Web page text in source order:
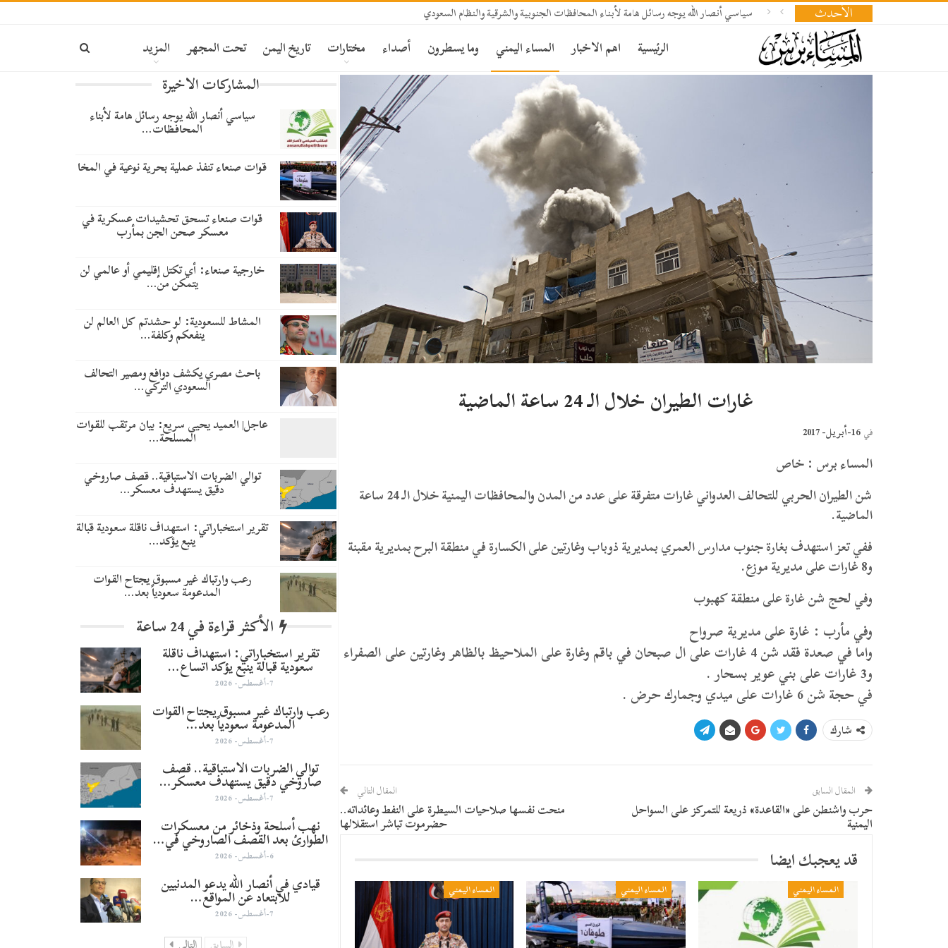
الأحدث سياسي أنصار الله يوجه رسائل هامة لأبناء المحافظات الجنوبية والشرقية والنظام السعودي
الرئيسية اهم الاخبار المساء اليمني وما يسطرون أصداء مختارات تاريخ اليمن تحت المجهر المزيد
غارات الطيران خلال الـ 24 ساعة الماضية
في 16-أبريل- 2017
المساء برس : خاص
شن الطيران الحربي للتحالف العدواني غارات متفرقة على عدد من المدن والمحافظات اليمنية خلال الـ 24 ساعة
الماضية.
ففي تعز استهدف بغارة جنوب مدارس العمري بمديرية ذوباب وغارتين على الكسارة في منطقة البرح بمديرية مقبنة
و8 غارات على مديرية موزع.
وفي لحج شن غارة على منطقة كهبوب
وفي مأرب : غارة على مديرية صرواح
واما في صعدة فقد شن 4 غارات على ال صبحان في باقم وغارة على الملاحيظ بالظاهر وغارتين على الصفراء
و3 غارات على بني عوير بسحار .
في حجة شن 6 غارات على ميدي وجمارك حرض .
شارك
المقال السابق
حرب واشنطن على «القاعدة» ذريعة للتمركز على السواحل
اليمنية
المقال التالي
منحت نفسها صلاحيات السيطرة على النفط وعائداته..
حضرموت تباشر استقلالها
قد يعجبك ايضا
المساء اليمني المساء اليمني المساء اليمني
المشاركات الاخيرة
سياسي أنصار الله يوجه رسائل هامة لأبناء
المحافظات…
قوات صنعاء تنفذ عملية بحرية نوعية في المخا
قوات صنعاء تسحق تحشيدات عسكرية في
معسكر صحن الجن بمأرب
خارجية صنعاء: أي تكتل إقليمي أو عالمي لن
يتمكن من…
المشاط للسعودية: لو حشدتم كل العالم لن
ينفعكم وكلفة…
باحث مصري يكشف دوافع ومصير التحالف
السعودي التركي…
عاجل| العميد يحيى سريع: بيان مرتقب للقوات
المسلحة…
توالي الضربات الاستباقية.. قصف صاروخي
دقيق يستهدف معسكر…
تقرير استخباراتي: استهداف ناقلة سعودية قبالة
ينبع يؤكد…
رعب وارتباك غير مسبوق يجتاح القوات
المدعومة سعودياً بعد…
الأكثر قراءة في 24 ساعة
تقرير استخباراتي: استهداف ناقلة
سعودية قبالة ينبع يؤكد اتساع…
7-أغسطس- 2026
رعب وارتباك غير مسبوق يجتاح القوات
المدعومة سعودياً بعد…
7-أغسطس- 2026
توالي الضربات الاستباقية.. قصف
صاروخي دقيق يستهدف معسكر…
7-أغسطس- 2026
نهب أسلحة وذخائر من معسكرات
الطوارئ بعد القصف الصاروخي في…
6-أغسطس- 2026
قيادي في أنصار الله يدعو المدنيين
للابتعاد عن المواقع…
7-أغسطس- 2026